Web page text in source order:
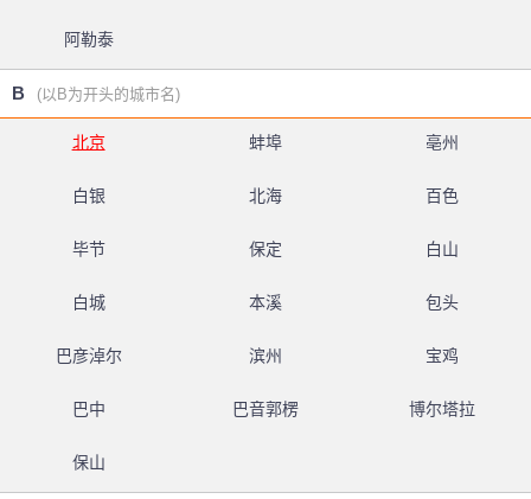
阿勒泰
B (以B为开头的城市名)
北京 蚌埠 亳州
白银 北海 百色
毕节 保定 白山
白城 本溪 包头
巴彦淖尔 滨州 宝鸡
巴中 巴音郭楞 博尔塔拉
保山